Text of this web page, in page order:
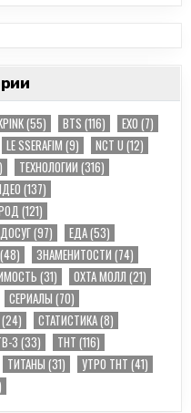
(55) BTS (116) EXO (7)
LE SSERAFIM (9) NCT U (12)
TЕХНОЛОГИИ (316)
(137)
(121)
ДОСУГ(97) ЕДА(53)
(48) ЗНАМЕНИТОСТИ (74)
(31) ОХТА МОЛЛ (21)
СЕРИАЛЫ (70)
(24) СТАТИСТИКА(8)
3 (33) ТНТ (116)
ТИТАНЫ (31) УТРО ТНТ (41)